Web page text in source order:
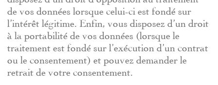
de vos données lorsque celui-ci est fondé sur
l’intérêt légitime. Enfin, vous disposez d’un droit
à la portabilité de vos données (lorsque le
traitement est fondé sur l’exécution d’un contrat
ou le consentement) et pouvez demander le
retrait de votre consentement.